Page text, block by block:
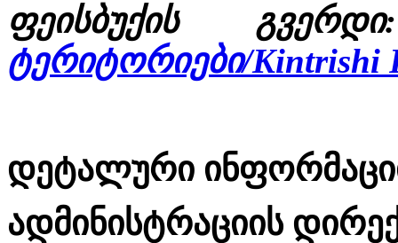
ფეისბუქის
ტერიტორიები/Kintrishi
დეტალური
ადმინისტრაციის